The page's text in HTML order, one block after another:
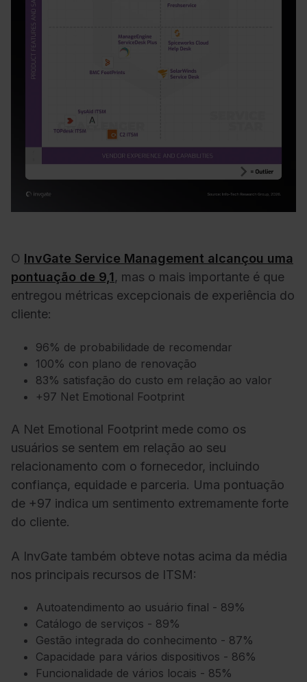
O InvGate Service Management alcançou uma
pontuação de 9,1, mas o mais importante é que
entregou métricas excepcionais de experiência do
cliente:
96% de probabilidade de recomendar
100% con plano de renovação
83% satisfação do custo em relação ao valor
+97 Net Emotional Footprint
A Net Emotional Footprint mede como os
usuários se sentem em relação ao seu
relacionamento com o fornecedor, incluindo
confiança, equidade e parceria. Uma pontuação
de +97 indica um sentimento extremamente forte
do cliente.
A InvGate também obteve notas acima da média
nos principais recursos de ITSM:
Autoatendimento ao usuário final - 89%
Catálogo de serviços - 89%
Gestão integrada do conhecimento - 87%
Capacidade para vários dispositivos - 86%
Funcionalidade de vários locais - 85%